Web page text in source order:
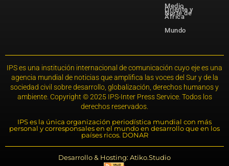
Medio
Oriente y
Norte de
África
Mundo
IPS es una institución internacional de comunicación cuyo eje es una
agencia mundial de noticias que amplifica las voces del Sur y de la
sociedad civil sobre desarrollo, globalización, derechos humanos y
ambiente. Copyright © 2025 IPS-Inter Press Service. Todos los
derechos reservados.
IPS es la única organización periodística mundial con más
personal y corresponsales en el mundo en desarrollo que en los
países ricos. DONAR
Desarrollo & Hosting: Atiko.Studio